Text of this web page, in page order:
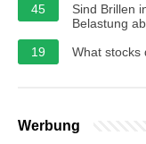
45
Sind Brillen
Belastung
19
What stocks
Werbung